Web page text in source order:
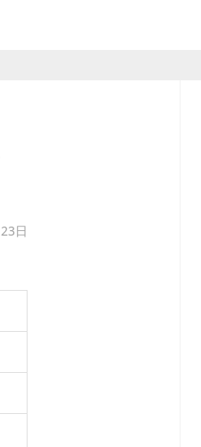
日